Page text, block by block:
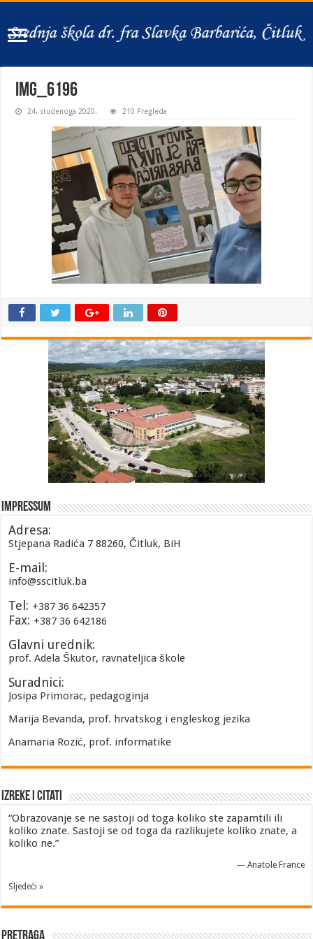
IMG_6196
24. studenoga 2020. 210 Pregleda
Impressum
Adresa:
Stjepana Radića 7 88260, Čitluk, BiH
E-mail:
info@sscitluk.ba
Tel: +387 36 642357
Fax: +387 36 642186
Glavni urednik:
prof. Adela Škutor, ravnateljica škole
Suradnici:
Josipa Primorac, pedagoginja
Marija Bevanda, prof. hrvatskog i engleskog jezika
Anamaria Rozić, prof. informatike
Izreke i Citati
“Obrazovanje se ne sastoji od toga koliko ste zapamtili ili
koliko znate. Sastoji se od toga da razlikujete koliko znate, a
koliko ne.”
— Anatole France
Sljedeći »